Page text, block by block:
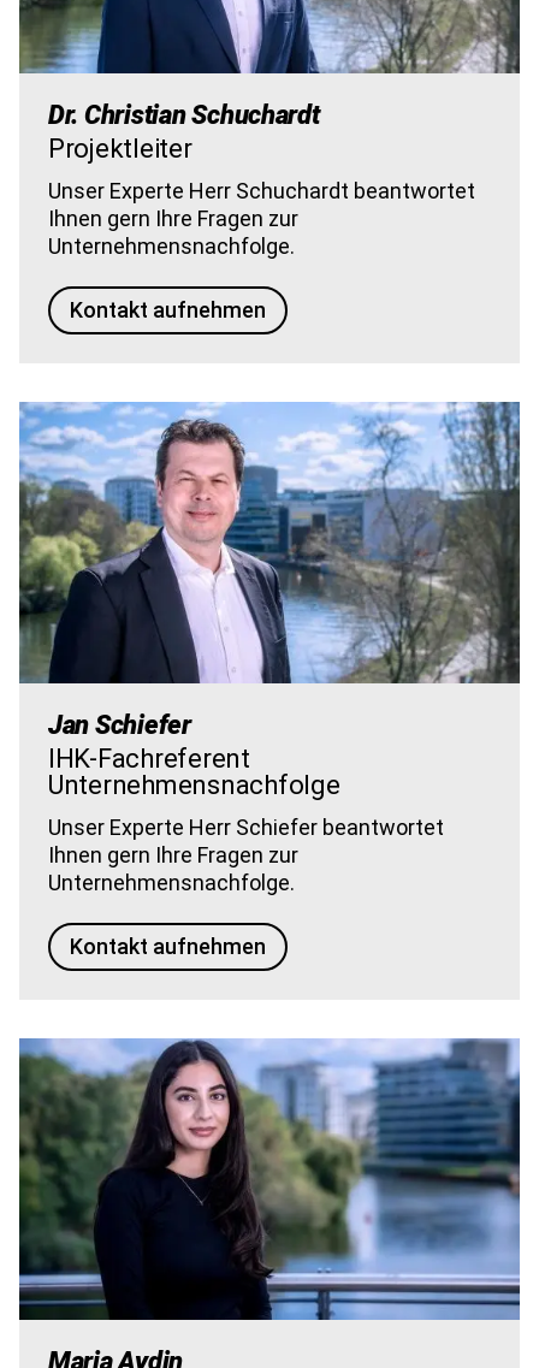
Dr. Christian Schuchardt
Projektleiter
Unser Experte Herr Schuchardt beantwortet
Ihnen gern Ihre Fragen zur
Unternehmensnachfolge.
Kontakt aufnehmen
Bild
Jan Schiefer
IHK-Fachreferent
Unternehmensnachfolge
Unser Experte Herr Schiefer beantwortet
Ihnen gern Ihre Fragen zur
Unternehmensnachfolge.
Kontakt aufnehmen
Bild
Maria Aydin